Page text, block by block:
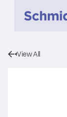
View All